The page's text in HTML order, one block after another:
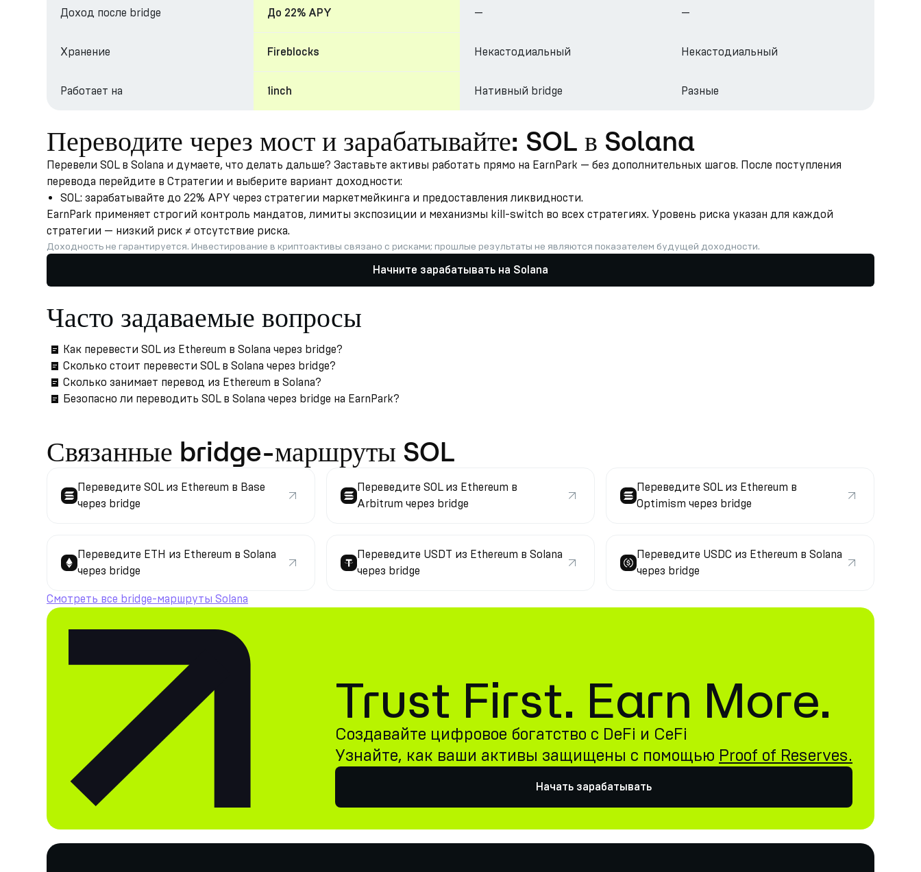
Доход после bridge До 22% APY — —
Хранение Fireblocks Некастодиальный Некастодиальный
Работает на 1inch Нативный bridge Разные
Переводите через мост и зарабатывайте: SOL в Solana
Перевели SOL в Solana и думаете, что делать дальше? Заставьте активы работать прямо на EarnPark — без дополнительных шагов. После поступления
перевода перейдите в Стратегии и выберите вариант доходности:
SOL: зарабатывайте до 22% APY через стратегии маркетмейкинга и предоставления ликвидности.
EarnPark применяет строгий контроль мандатов, лимиты экспозиции и механизмы kill-switch во всех стратегиях. Уровень риска указан для каждой
стратегии — низкий риск ≠ отсутствие риска.
Доходность не гарантируется. Инвестирование в криптоактивы связано с рисками; прошлые результаты не являются показателем будущей доходности.
Начните зарабатывать на Solana
Часто задаваемые вопросы
Как перевести SOL из Ethereum в Solana через bridge?
Сколько стоит перевести SOL в Solana через bridge?
Сколько занимает перевод из Ethereum в Solana?
Безопасно ли переводить SOL в Solana через bridge на EarnPark?
Связанные bridge-маршруты SOL
Переведите SOL из Ethereum в Base
через bridge
Переведите SOL из Ethereum в
Arbitrum через bridge
Переведите SOL из Ethereum в
Optimism через bridge
Переведите ETH из Ethereum в Solana
через bridge
Переведите USDT из Ethereum в Solana
через bridge
Переведите USDC из Ethereum в Solana
через bridge
Смотреть все bridge-маршруты Solana
Trust First. Earn More.
Создавайте цифровое богатство с DeFi и CeFi
Узнайте, как ваши активы защищены с помощью Proof of Reserves.
Начать зарабатывать